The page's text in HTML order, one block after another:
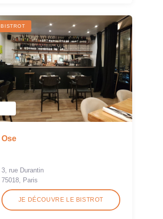
BISTROT
Ose
3, rue Durantin
75018, Paris
JE DÉCOUVRE LE BISTROT